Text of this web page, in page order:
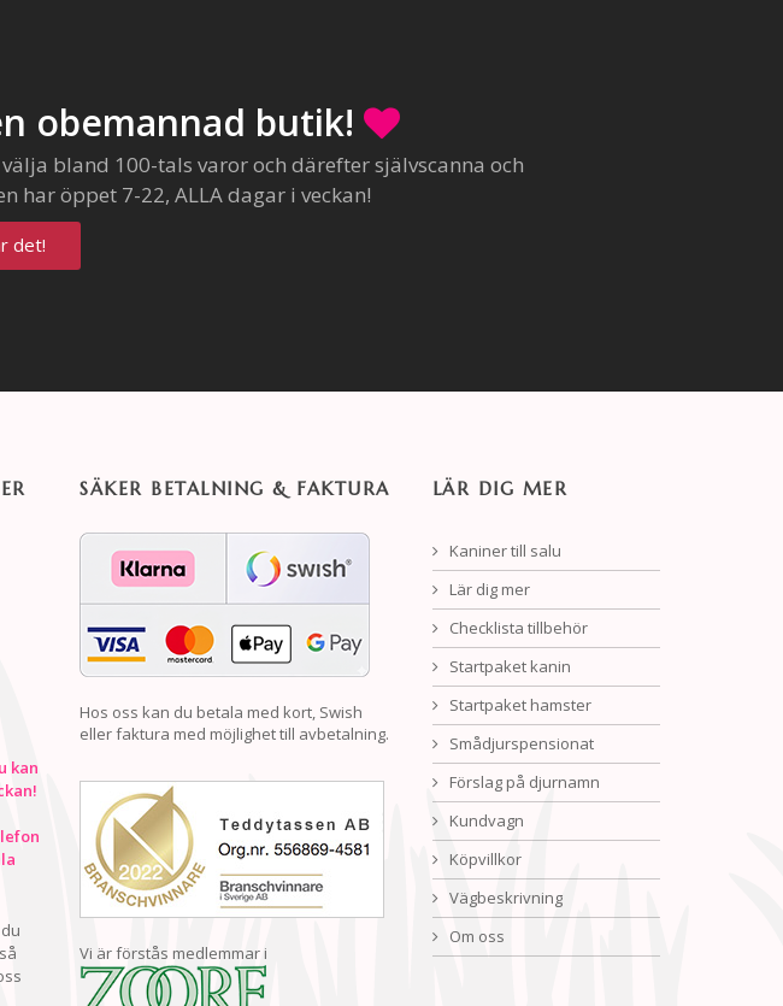
obemannad butik!
bland 100-tals varor och därefter självscanna och
har öppet 7-22, ALLA dagar i veckan!
det!
kan
SÄKER BETALNING & FAKTURA
Hos oss kan du betala med kort, Swish
eller faktura med möjlighet till avbetalning.
Vi är förstås medlemmar i
LÄR DIG MER
Kaniner till salu
Lär dig mer
Checklista tillbehör
Startpaket kanin
Startpaket hamster
Smådjurspensionat
Förslag på djurnamn
Kundvagn
Köpvillkor
Vägbeskrivning
Om oss